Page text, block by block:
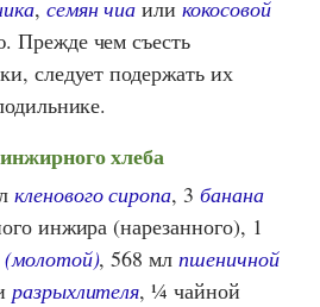
, семян чиа или кокосовой
Прежде чем съесть
следует подержать их
хлеба
кленового сиропа, 3 банана
инжира (нарезанного), 1
(молотой), 568 мл пшеничной
разрыхлителя, ¼ чайной